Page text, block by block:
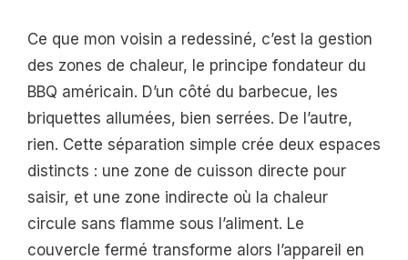
Ce que mon voisin a redessiné, c’est la gestion
des zones de chaleur, le principe fondateur du
BBQ américain. D’un côté du barbecue, les
briquettes allumées, bien serrées. De l’autre,
rien. Cette séparation simple crée deux espaces
distincts : une zone de cuisson directe pour
saisir, et une zone indirecte où la chaleur
circule sans flamme sous l’aliment. Le
couvercle fermé transforme alors l’appareil en